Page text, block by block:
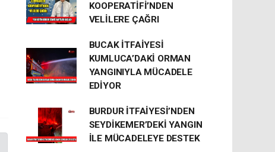
KOOPERATİFİ’NDEN
VELİLERE ÇAĞRI
BUCAK İTFAİYESİ
KUMLUCA’DAKİ ORMAN
YANGINIYLA MÜCADELE
EDİYOR
BURDUR İTFAİYESİ’NDEN
SEYDİKEMER’DEKİ YANGIN
İLE MÜCADELEYE DESTEK